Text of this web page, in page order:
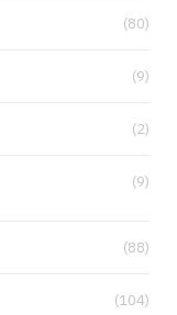
(80)
(9)
(2)
(9)
(88)
(104)